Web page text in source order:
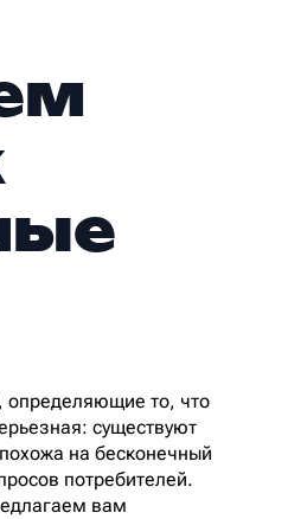
определяющие то, что
существуют
на бесконечный
потребителей.
вам